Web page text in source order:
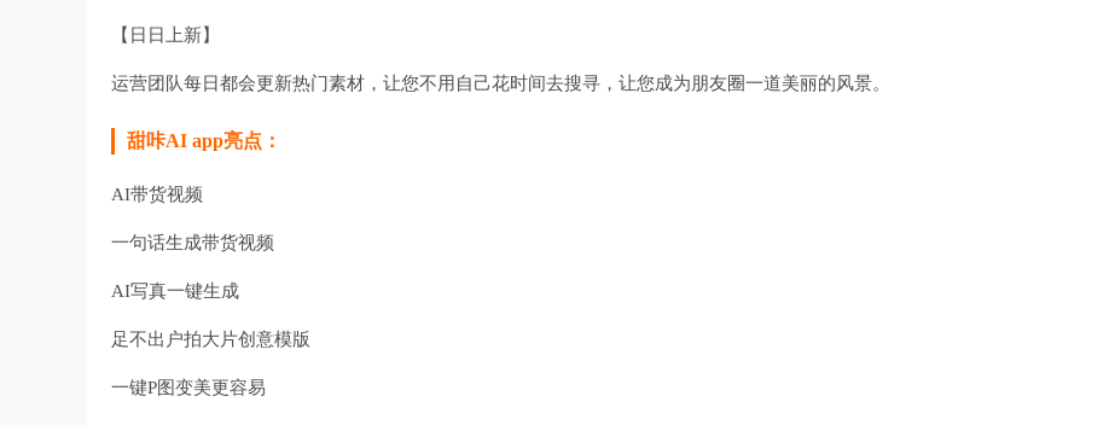
【日日上新】
运营团队每日都会更新热门素材，让您不用自己花时间去搜寻，让您成为朋友圈一道美丽的风景。
甜咔AI app亮点：
AI带货视频
一句话生成带货视频
AI写真一键生成
足不出户拍大片创意模版
一键P图变美更容易